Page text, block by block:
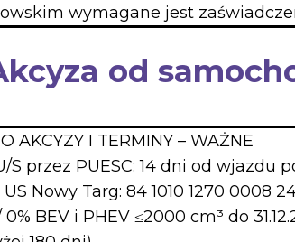
wymagane jest
od
AKCYZY I TERMINY – WAŻNE
S przez PUESC: 14 dni od wjazdu
Nowy Targ: 84 1010 1270 0008
0% BEV i PHEV ≤2000 cm³ do